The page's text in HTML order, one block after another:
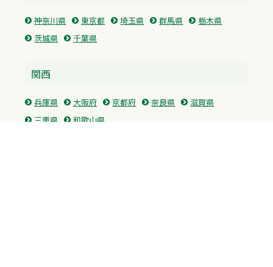
神奈川県 東京都 埼玉県 群馬県
栃木県
茨城県
千葉県
関西
兵庫県 大阪府 京都府 奈良県
滋賀県
三重県
和歌山県